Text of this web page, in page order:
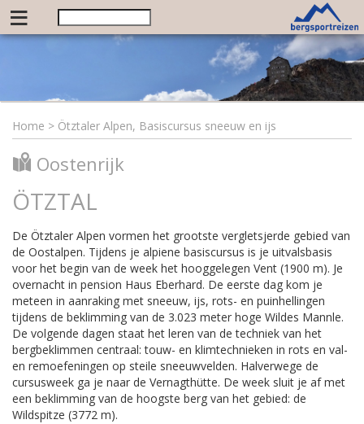
≡
Home > Ötztaler Alpen, Basiscursus sneeuw en ijs
Oostenrijk
ÖTZTAL
De Ötztaler Alpen vormen het grootste vergletsjerde gebied van
de Oostalpen. Tijdens je alpiene basiscursus is je uitvalsbasis
voor het begin van de week het hooggelegen Vent (1900 m). Je
overnacht in pension Haus Eberhard. De eerste dag kom je
meteen in aanraking met sneeuw, ijs, rots- en puinhellingen
tijdens de beklimming van de 3.023 meter hoge Wildes Mannle.
De volgende dagen staat het leren van de techniek van het
bergbeklimmen centraal: touw- en klimtechnieken in rots en val-
en remoefeningen op steile sneeuwvelden. Halverwege de
cursusweek ga je naar de Vernagthütte. De week sluit je af met
een beklimming van de hoogste berg van het gebied: de
Wildspitze (3772 m).